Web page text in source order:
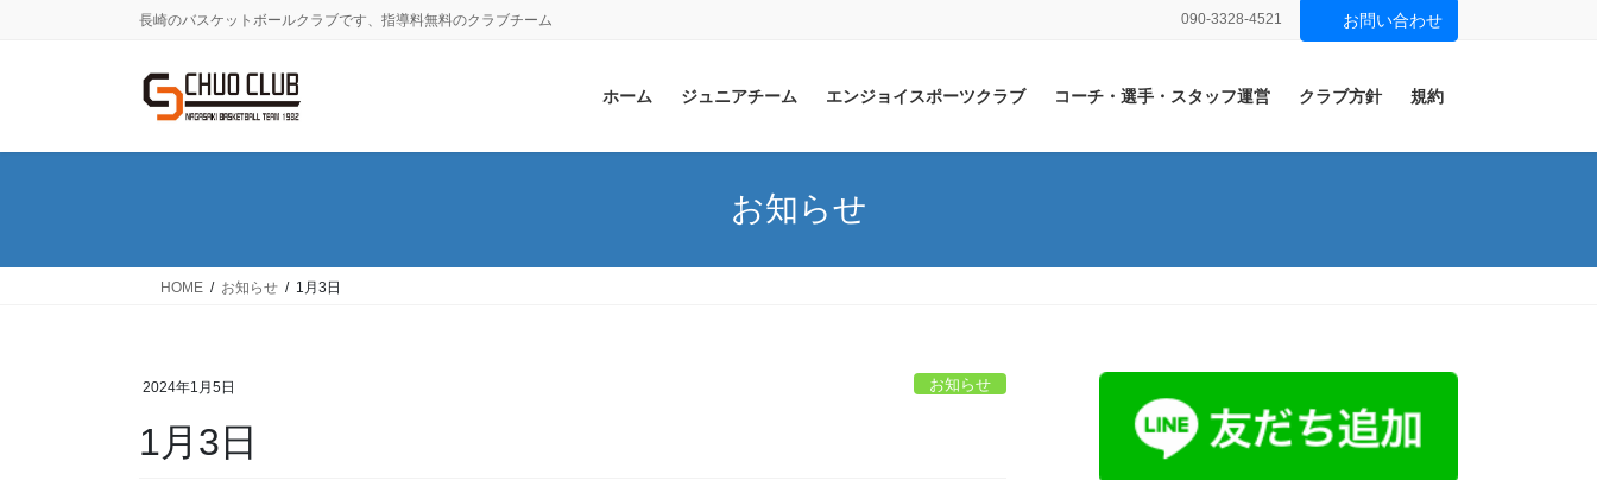
に
ョ
動
長崎のバスケットボールクラブです、指導料無料のクラブチーム 090-3328-4521 お問い合わせ
ホーム ジュニアチーム エンジョイスポーツクラブ コーチ・選手・スタッフ運営 クラブ方針 規約
お知らせ
HOME お知らせ 1月3日
2024年1月5日 お知らせ
1月3日